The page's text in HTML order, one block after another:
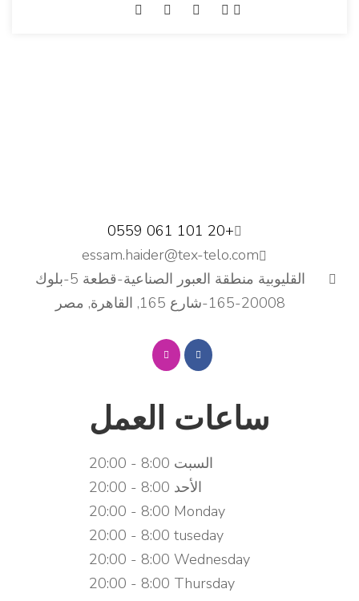
+20 101 061 0559
essam.haider@tex-telo.com
القليوبية منطقة العبور الصناعية-قطعة 5-بلوك
20008-165-شارع 165, القاهرة, مصر
ساعات العمل
السبت 8:00 - 20:00
الأحد 8:00 - 20:00
Monday
8:00 - 20:00
tuseday
8:00 - 20:00
Wednesday
8:00 - 20:00
Thursday
8:00 - 20:00